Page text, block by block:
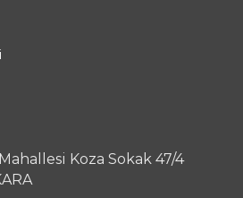
Koza Sokak 47/4